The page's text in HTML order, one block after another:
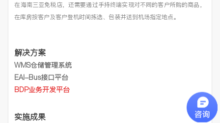
在海南三亚免税店，还需要通过手持终端实现对不同的客户所购的商品，
在库房按客户及客户登机时间拣选、包装并送到机场指定地点。
解决方案
WMS仓储管理系统
EAI-Bus接口平台
BDP业务开发平台
实施成果